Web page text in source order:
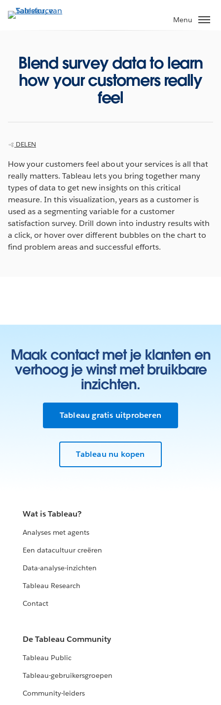
Verder
naar
Menu
Blend survey data to learn
how your customers really
feel
DELEN
How your customers feel about your services is all that
really matters. Tableau lets you bring together many
types of data to get new insights on this critical
measure. In this visualization, years as a customer is
used as a segmenting variable for a customer
satisfaction survey. Drill down into industry results with
a click, or hover over different bubbles on the chart to
find problem areas and successful efforts.
Maak contact met je klanten en
verhoog je winst met bruikbare
inzichten.
Tableau gratis uitproberen
Tableau nu kopen
Wat is Tableau?
Analyses met agents
Een datacultuur creëren
Data-analyse-inzichten
Tableau Research
Contact
De Tableau Community
Tableau Public
Tableau-gebruikersgroepen
Community-leiders